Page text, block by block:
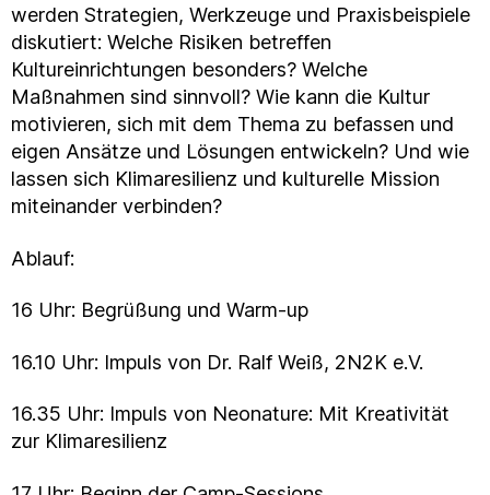
werden Strategien, Werkzeuge und Praxisbeispiele
diskutiert: Welche Risiken betreffen
Kultureinrichtungen besonders? Welche
Maßnahmen sind sinnvoll? Wie kann die Kultur
motivieren, sich mit dem Thema zu befassen und
eigen Ansätze und Lösungen entwickeln? Und wie
lassen sich Klimaresilienz und kulturelle Mission
miteinander verbinden?
Ablauf:
16 Uhr: Begrüßung und Warm-up
16.10 Uhr: Impuls von Dr. Ralf Weiß, 2N2K e.V.
16.35 Uhr: Impuls von Neonature: Mit Kreativität
zur Klimaresilienz